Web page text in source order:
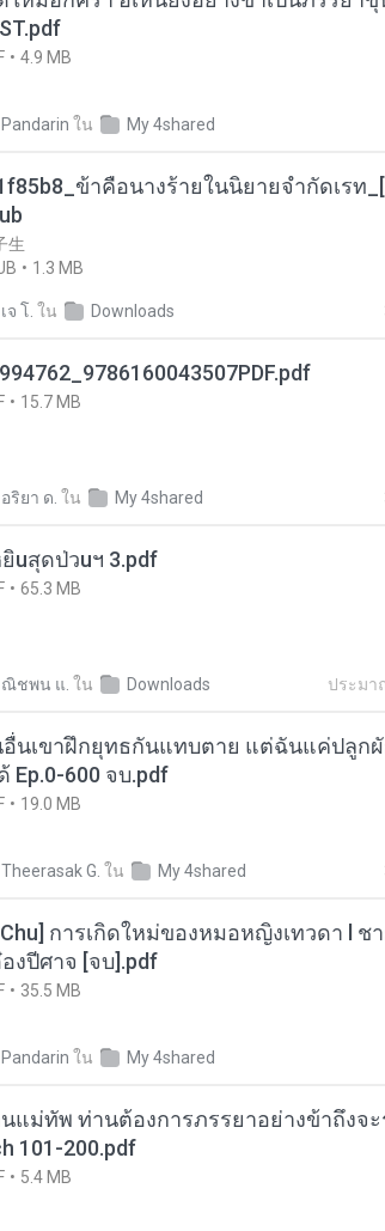
4.9 MB
Pandarin ใน My 4shared
ข้าคือนางร้ายในนิยายจำกัดเรท
生
1.3 MB
เจ โ. ใน Downloads
15.7 MB
อริยา ด. ใน My 4shared
uสุดป่วuฯ 3.pdf
65.3 MB
ณิชพน แ. ใน Downloads ประม
นเขาฝึกยุทธกันแทบตาย แต่ฉันแค่ปลูกผั
Ep.0-600 จบ.pdf
19.0 MB
Theerasak G. ใน My 4shared
Chu] การเกิดใหม่ของหมอหญิงเทวดา l ช
งปีศาจ [จบ].pdf
35.5 MB
Pandarin ใน My 4shared
แม่ทัพ ท่านต้องการภรรยาอย่างข้าถึงจะ
101-200.pdf
5.4 MB